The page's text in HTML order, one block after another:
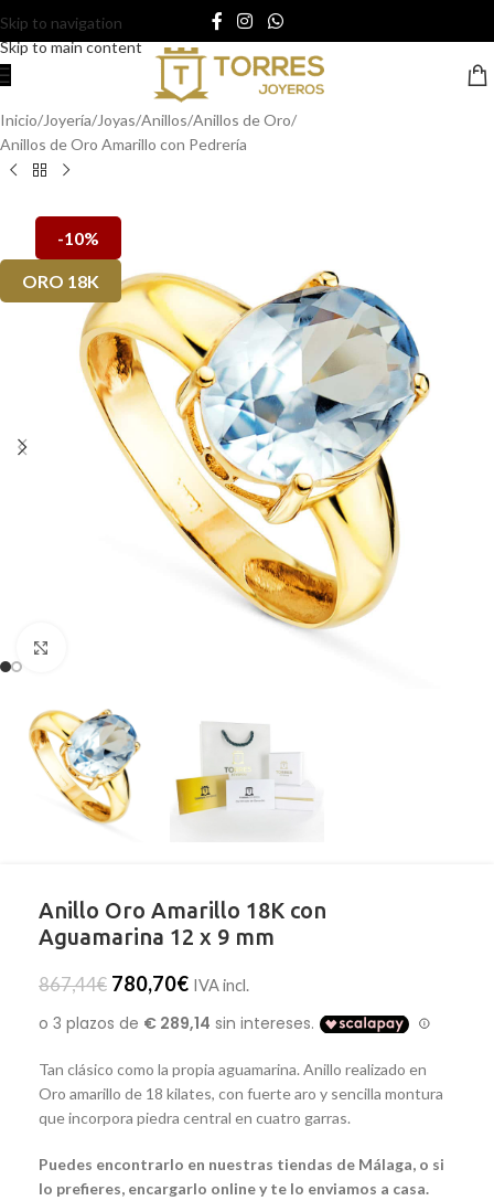
Skip to navigation
Skip to main content
Inicio/Joyería/Joyas/Anillos/Anillos de Oro/
Anillos de Oro Amarillo con Pedrería
-10%
ORO 18K
Anillo Oro Amarillo 18K con
Aguamarina 12 x 9 mm
867,44€ 780,70€ IVA incl.
Tan clásico como la propia aguamarina. Anillo realizado en
Oro amarillo de 18 kilates, con fuerte aro y sencilla montura
que incorpora piedra central en cuatro garras.
Puedes encontrarlo en nuestras tiendas de Málaga, o si
lo prefieres, encargarlo online y te lo enviamos a casa.